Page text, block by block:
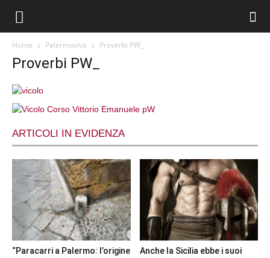
Home Palermoviva Proverbi PW_
Proverbi PW_
ARTICOLI IN EVIDENZA
“Paracarri a Palermo: l’origine
Anche la Sicilia ebbe i suoi